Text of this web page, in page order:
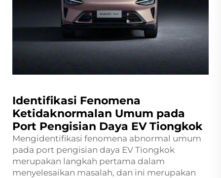
Identifikasi Fenomena
Ketidaknormalan Umum pada
Port Pengisian Daya EV Tiongkok
Mengidentifikasi fenomena abnormal umum
pada port pengisian daya EV Tiongkok
merupakan langkah pertama dalam
menyelesaikan masalah, dan ini merupakan